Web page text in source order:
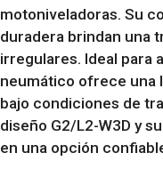
motoniveladoras. Su
duradera brindan una
irregulares. Ideal para
neumático ofrece una
bajo condiciones de
diseño G2/L2-W3D y
en una opción